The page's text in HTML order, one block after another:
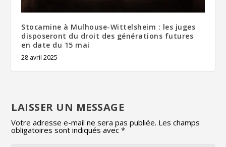
Stocamine à Mulhouse-Wittelsheim : les juges
disposeront du droit des générations futures
en date du 15 mai
28 avril 2025
LAISSER UN MESSAGE
Votre adresse e-mail ne sera pas publiée. Les champs
obligatoires sont indiqués avec*